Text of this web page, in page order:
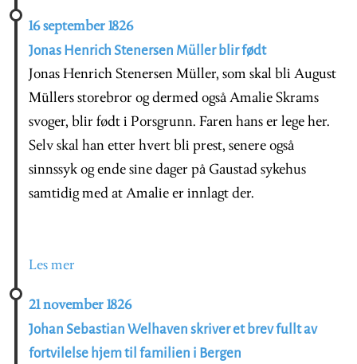
16 september 1826
Jonas Henrich Stenersen Müller blir født
Jonas Henrich Stenersen Müller, som skal bli August
Müllers storebror og dermed også Amalie Skrams
svoger, blir født i Porsgrunn. Faren hans er lege her.
Selv skal han etter hvert bli prest, senere også
sinnssyk og ende sine dager på Gaustad sykehus
samtidig med at Amalie er innlagt der.
Les mer
21 november 1826
Johan Sebastian Welhaven skriver et brev fullt av
fortvilelse hjem til familien i Bergen